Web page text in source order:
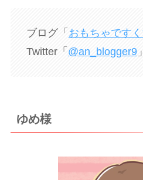
ブログ「 おもちゃですく
Twitter「 @an_blogger9」
ゆめ様